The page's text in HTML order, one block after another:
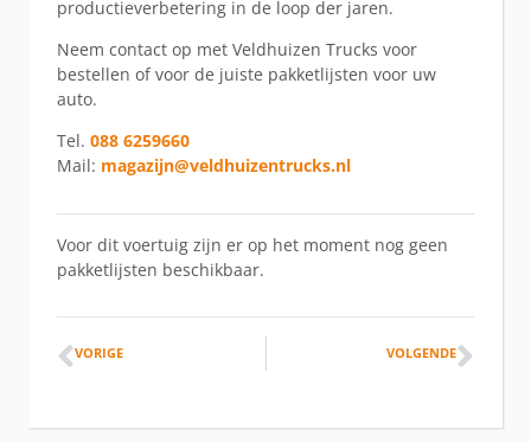
productieverbetering in de loop der jaren.
Neem contact op met Veldhuizen Trucks voor
bestellen of voor de juiste pakketlijsten voor uw
auto.
Tel. 088 6259660
Mail: magazijn@veldhuizentrucks.nl
Voor dit voertuig zijn er op het moment nog geen
pakketlijsten beschikbaar.
VOLGENDE
VORIGE